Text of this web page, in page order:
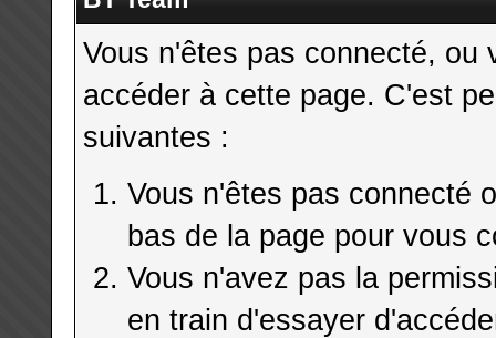
Vous n'êtes pas connecté, ou
accéder à cette page. C'est
suivantes :
Vous n'êtes pas connecté
bas de la page pour vous
Vous n'avez pas la
en train d'essayer